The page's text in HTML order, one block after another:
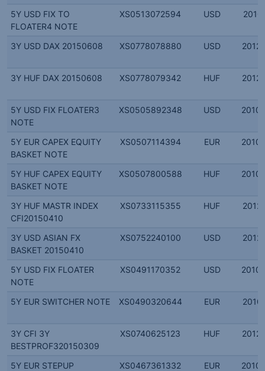
5Y USD FIX TO
FLOATER4 NOTE
XS0513072594 USD
3Y USD DAX 20150608 XS0778078880 USD
3Y HUF DAX 20150608 XS0778079342 HUF
5Y USD FIX FLOATER3
NOTE
XS0505892348 USD
5Y EUR CAPEX EQUITY
BASKET NOTE
XS0507114394 EUR
5Y HUF CAPEX EQUITY
BASKET NOTE
XS0507800588 HUF
3Y HUF MASTR INDEX
CFI20150410
XS0733115355 HUF
3Y USD ASIAN FX
BASKET 20150410
XS0752240100 USD
5Y USD FIX FLOATER
NOTE
XS0491170352 USD
5Y EUR SWITCHER NOTE XS0490320644 EUR
3Y CFI 3Y
BESTPROF320150309
XS0740625123 HUF
5Y EUR STEPUP
XS0467361332 EUR